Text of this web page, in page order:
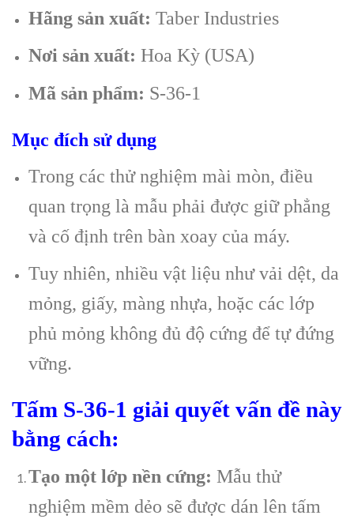
Hãng sản xuất: Taber Industries
Nơi sản xuất: Hoa Kỳ (USA)
Mã sản phẩm: S-36-1
Mục đích sử dụng
Trong các thử nghiệm mài mòn, điều
quan trọng là mẫu phải được giữ phẳng
và cố định trên bàn xoay của máy.
Tuy nhiên, nhiều vật liệu như vải dệt, da
mỏng, giấy, màng nhựa, hoặc các lớp
phủ mỏng không đủ độ cứng để tự đứng
vững.
Tấm S-36-1 giải quyết vấn đề này
bằng cách:
Tạo một lớp nền cứng: Mẫu thử
nghiệm mềm dẻo sẽ được dán lên tấm